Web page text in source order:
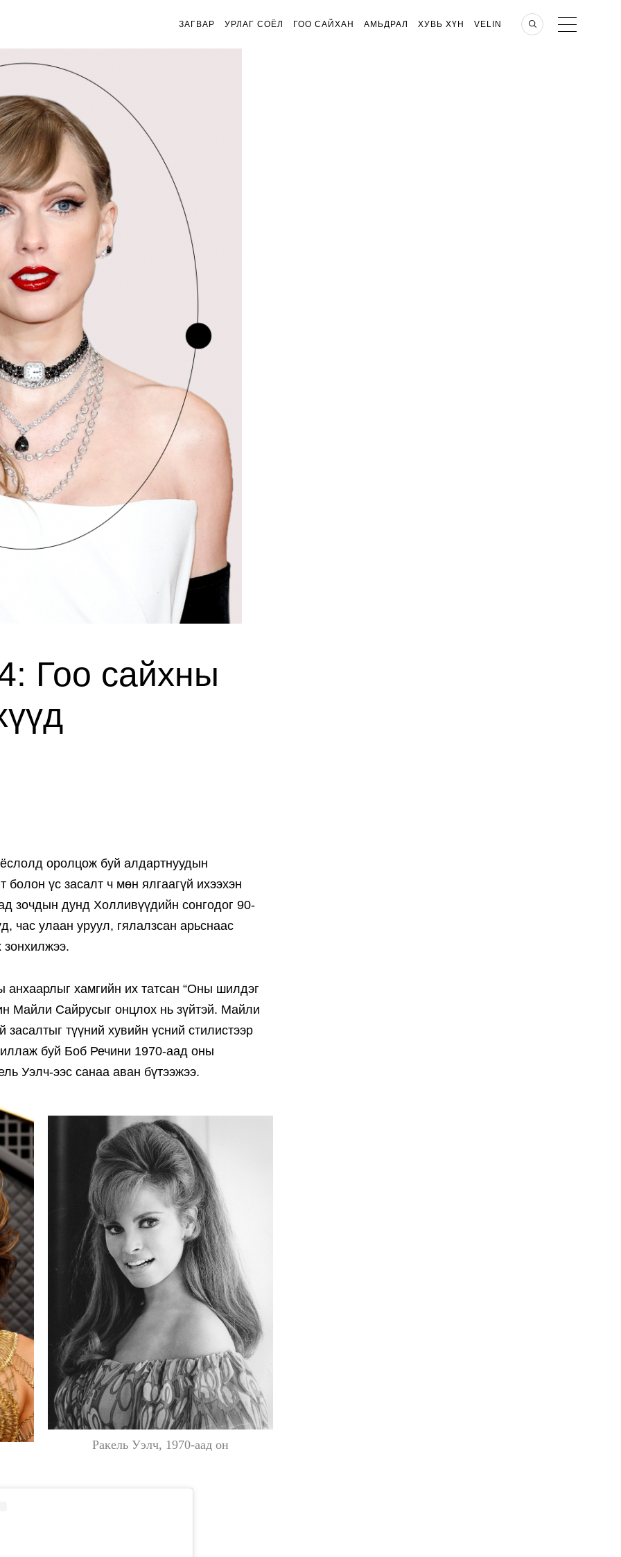
ЗАГВАР УРЛАГ СОЁЛ ГОО САЙХАН АМЬДРАЛ ХУВЬ ХҮН VELIN
Гоо сайхны
оролцож буй алдартнуудын
болон үс засалт ч мөн ялгаагүй ихээхэн
зочдын дунд Холливүүдийн сонгодог 90-
час улаан уруул, гялалзсан арьснаас
хамгийн их татсан “Оны шилдэг
Майли Сайрусыг онцлох нь зүйтэй. Майли
түүний хувийн үсний стилистээр
буй Боб Речини 1970-аад оны
Уэлч-ээс санаа аван бүтээжээ.
Ракель Уэлч, 1970-аад он